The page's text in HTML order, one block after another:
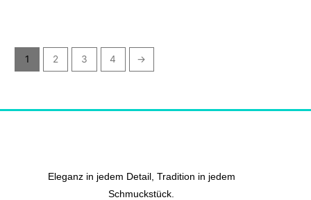
1 2 3 4 →
Eleganz in jedem Detail, Tradition in jedem
Schmuckstück.